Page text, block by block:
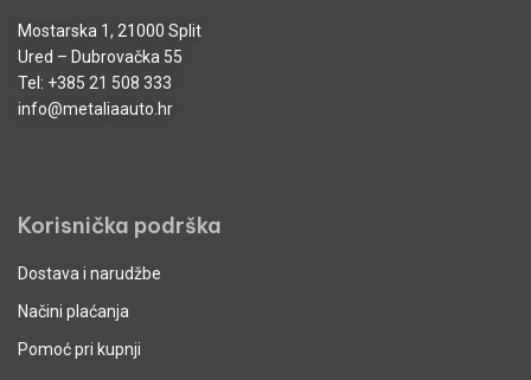
Mostarska 1, 21000 Split
Ured – Dubrovačka 55
Tel: +385 21 508 333
info@metaliaauto.hr
Korisnička podrška
Dostava i narudžbe
Načini plaćanja
Pomoć pri kupnji